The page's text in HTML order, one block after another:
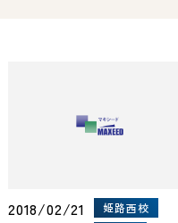
2018/02/21
姫路西校